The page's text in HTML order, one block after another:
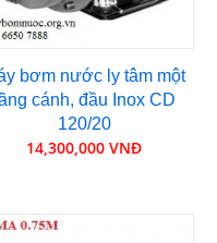
bơm nước ly tâm một
cánh, đầu Inox CD
120/20
14,300,000 VNĐ